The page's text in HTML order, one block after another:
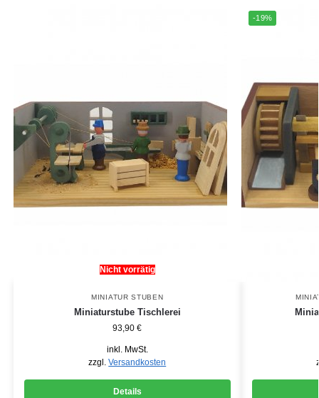
Nicht vorrätig
MINIATUR STUBEN
Miniaturstube Tischlerei
93,90€
inkl. MwSt.
zzgl.Versandkosten
Details
-19%